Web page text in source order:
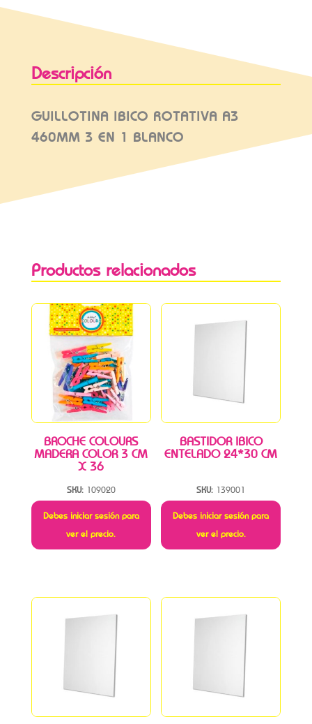
Descripción
GUILLOTINA IBICO ROTATIVA A3
460MM 3 EN 1 BLANCO
Productos relacionados
BROCHE COLOURS
MADERA COLOR 3 CM
X 36
SKU: 109020
Debes iniciar sesión para
ver el precio.
BASTIDOR IBICO
ENTELADO 24*30 CM
SKU: 139001
Debes iniciar sesión para
ver el precio.